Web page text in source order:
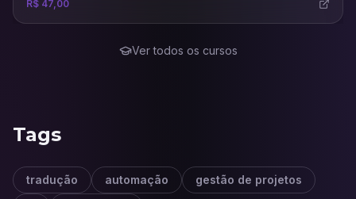
R$ 47,00
Ver todos os cursos
Tags
tradução automação
gestão de projetos